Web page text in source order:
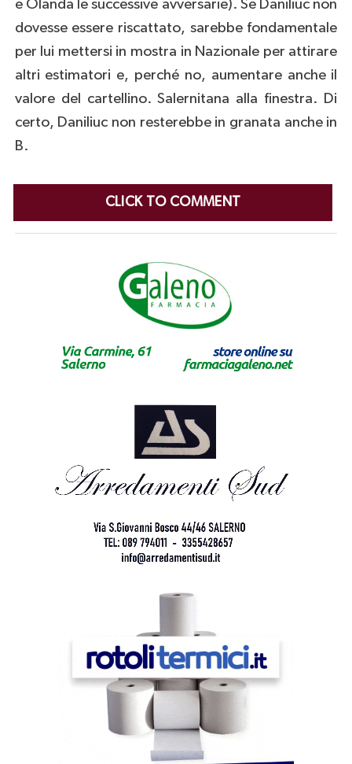
e Olanda le successive avversarie). Se Daniliuc non
dovesse essere riscattato, sarebbe fondamentale
per lui mettersi in mostra in Nazionale per attirare
altri estimatori e, perché no, aumentare anche il
valore del cartellino. Salernitana alla finestra. Di
certo, Daniliuc non resterebbe in granata anche in
B.
CLICK TO COMMENT